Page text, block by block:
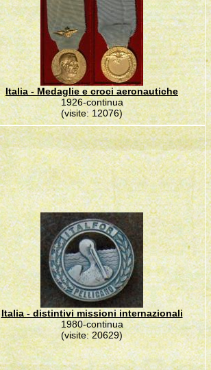
Italia - Medaglie e croci aeronautiche
1926-continua
(visite: 12076)
Italia - distintivi missioni internazionali
1980-continua
(visite: 20629)